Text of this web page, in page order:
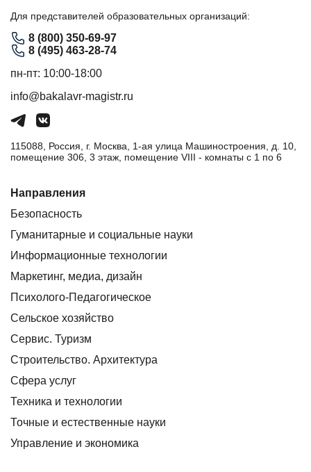
Для представителей образовательных организаций:
8 (800) 350-69-97
8 (495) 463-28-74
пн-пт: 10:00-18:00
info@bakalavr-magistr.ru
115088, Россия, г. Москва, 1-ая улица Машиностроения, д. 10,
помещение 306, 3 этаж, помещение VIII - комнаты с 1 по 6
Направления
Безопасность
Гуманитарные и социальные науки
Информационные технологии
Маркетинг, медиа, дизайн
Психолого-Педагогическое
Сельское хозяйство
Сервис. Туризм
Строительство. Архитектура
Сфера услуг
Техника и технологии
Точные и естественные науки
Управление и экономика